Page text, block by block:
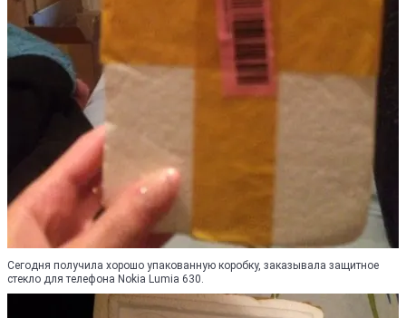
Сегодня получила хорошо упакованную коробку, заказывала защитное
стекло для телефона Nokia Lumia 630.